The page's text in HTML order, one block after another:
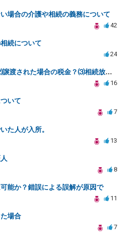
場合の介護や相続の義務について
42
続について
24
⑴ 誰が法定相続人？⑵譲渡された場合の税金？⑶相続放棄後同じ不動産を相続できない？⑷借金返済義務は？
16
いて
7
た人が入所。
13
8
能か？錯誤による誤解が原因で
11
場合
7